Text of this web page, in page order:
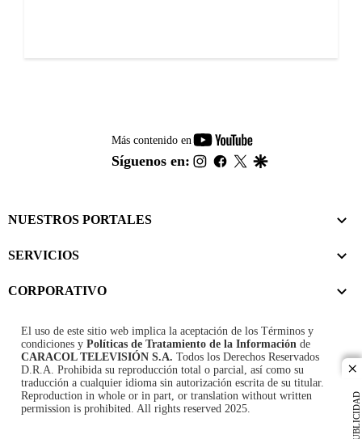
PUBLICIDAD
Más contenido en
youtube-
footer
Síguenos en: instagram
facebook
twitter
NUESTROS PORTALES
SERVICIOS
CORPORATIVO
El uso de este sitio web implica la aceptación de los Términos y
condiciones y Políticas de Tratamiento de la Información de
CARACOL TELEVISIÓN S.A. Todos los Derechos Reservados
D.R.A. Prohibida su reproducción total o parcial, así como su
traducción a cualquier idioma sin autorización escrita de su titular.
Reproduction in whole or in part, or translation without written
permission is prohibited. All rights reserved 2025.